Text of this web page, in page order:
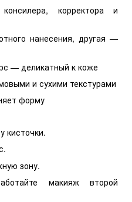
корректора и
нанесения, другая —
— деликатный к коже
и сухими текстурами
форму
кисточки.
зону.
макияж второй